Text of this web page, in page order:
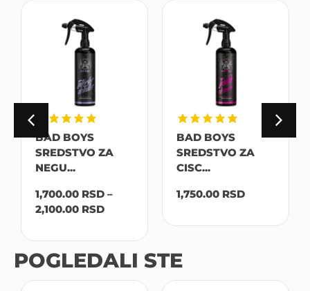
BAD BOYS
SREDSTVO ZA
NEGU...
1,700.00 RSD –
2,100.00 RSD
BAD BOYS
SREDSTVO ZA
CISC...
1,750.00 RSD
POGLEDALI STE